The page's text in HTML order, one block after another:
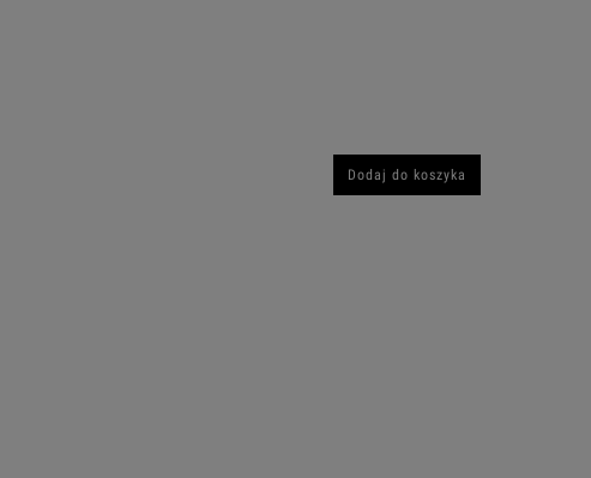
Dodaj do koszyka